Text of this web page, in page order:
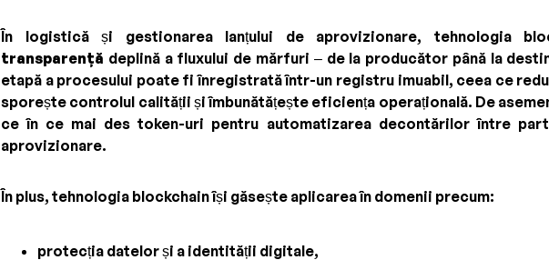
În logistică și gestionarea lanțului de aprovizionare, tehnologia
transparență deplină a fluxului de mărfuri – de la producător până la
etapă a procesului poate fi înregistrată într-un registru imuabil, ceea ce
sporește controlul calității și îmbunătățește eficiența operațională. De
ce în ce mai des token-uri pentru automatizarea decontărilor între
aprovizionare.
În plus, tehnologia blockchain își găsește aplicarea în domenii precum:
protecția datelor și a identității digitale,